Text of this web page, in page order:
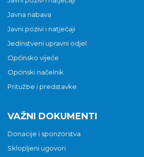
Javna nabava
Javni pozivi i natječaji
Jedinstveni upravni odjel
Općinsko vijeće
Općinski načelnik
Pritužbe i predstavke
VAŽNI DOKUMENTI
Donacije i sponzorstva
Sklopljeni ugovori